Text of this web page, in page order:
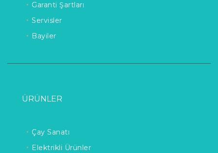
Garanti Şartları
Servisler
Bayiler
ÜRÜNLER
Çay Sanatı
Elektrikli Ürünler